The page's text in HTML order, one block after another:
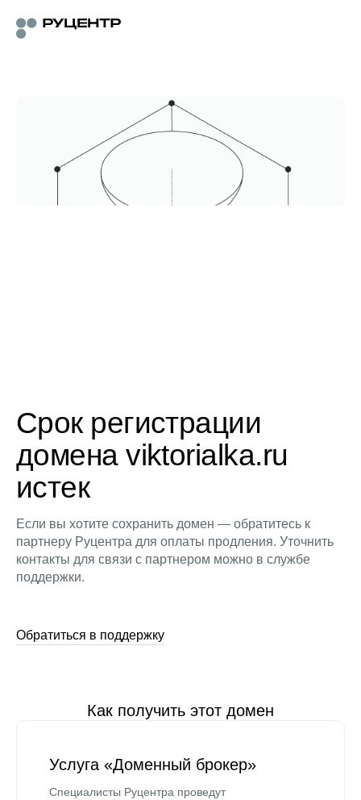
Срок регистрации
домена viktorialka.ru
истек
Если вы хотите сохранить домен — обратитесь к
партнеру Руцентра для оплаты продления. Уточнить
контакты для связи с партнером можно в службе
поддержки.
Обратиться в поддержку
Как получить этот домен
Услуга «Доменный брокер»
Специалисты Руцентра проведут